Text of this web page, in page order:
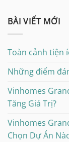
BÀI VIẾT MỚI
Toàn cảnh tiện
Những điểm
Vinhomes
Tăng Giá Trị?
Vinhomes
Chọn Dự Án